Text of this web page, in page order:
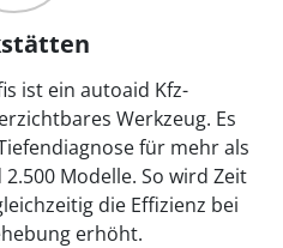
ist ein autoaid Kfz-
Werkzeug. Es
für mehr als
Modelle. So wird Zeit
die Effizienz bei
erhöht.